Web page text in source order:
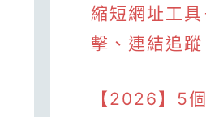
縮短網址工
擊、連結追蹤
【2026】5